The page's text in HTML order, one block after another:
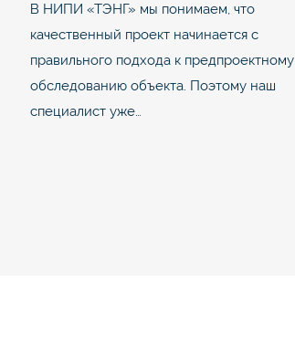
В НИПИ «ТЭНГ» мы понимаем, что
качественный проект начинается с
правильного подхода к предпроектному
обследованию объекта. Поэтому наш
специалист уже…